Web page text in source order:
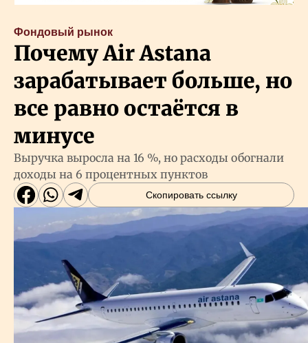
Фондовый рынок
Почему Air Astana
зарабатывает больше, но
все равно остаётся в
минусе
Выручка выросла на 16 %, но расходы обогнали
доходы на 6 процентных пунктов
Скопировать ссылку